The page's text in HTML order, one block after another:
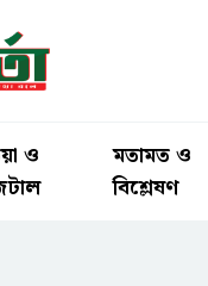
ও
মতামত ও
বিশ্লেষণ